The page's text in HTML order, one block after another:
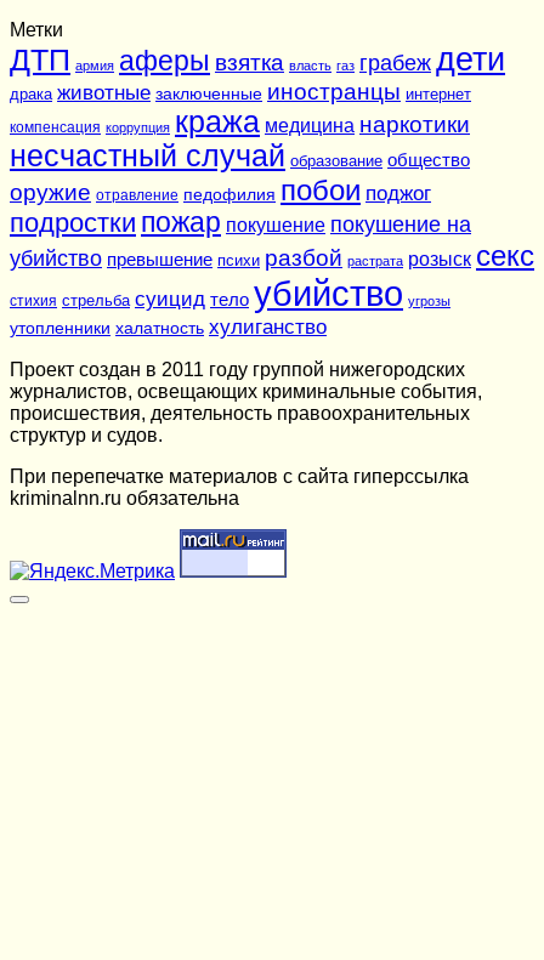
Метки
ДТП армия аферы взятка власть газ грабеж дети
драка животные заключенные иностранцы интернет
компенсация коррупция кража медицина наркотики
несчастный случай образование общество
оружие отравление педофилия побои поджог
подростки пожар покушение покушение на
убийство превышение психи разбой растрата розыск секс
стихия стрельба суицид тело убийство угрозы
утопленники халатность хулиганство
Проект создан в 2011 году группой нижегородских
журналистов, освещающих криминальные события,
происшествия, деятельность правоохранительных
структур и судов.
При перепечатке материалов c сайта гиперссылка
kriminalnn.ru обязательна